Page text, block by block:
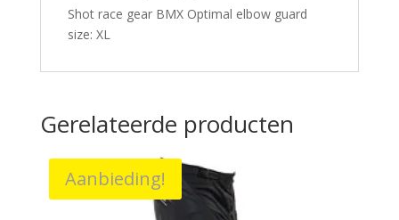
Shot race gear BMX Optimal elbow guard
size: XL
Gerelateerde producten
Aanbieding!